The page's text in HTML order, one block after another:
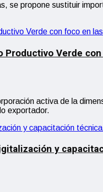
se propone sustituir
Productivo Verde
activa de la
exportador.
y